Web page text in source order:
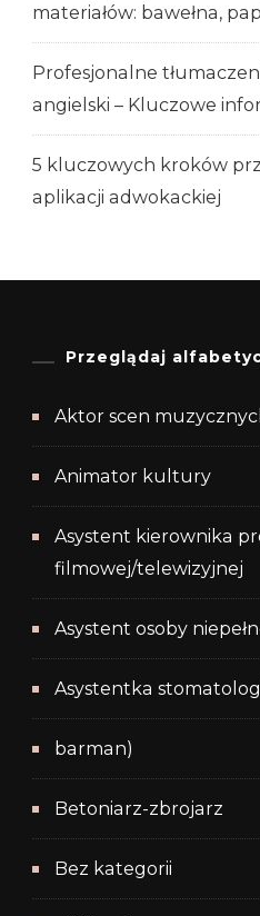
materiałów: bawełna,
Profesjonalne
angielski – Kluczowe
5 kluczowych kroków
aplikacji adwokackiej
Przeglądaj
Aktor scen
Animator kultury
Asystent kierownika
filmowej/telewizyjnej
Asystent osoby
Asystentka
barman)
Betoniarz-zbrojarz
Bez kategorii